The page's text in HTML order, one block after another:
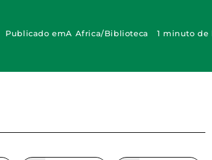
Publicado emA Africa/Biblioteca 1 minuto de